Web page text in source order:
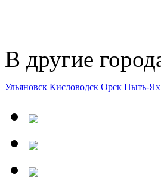
В другие
Ульяновск Кисловодск Орск Пыть-Ях